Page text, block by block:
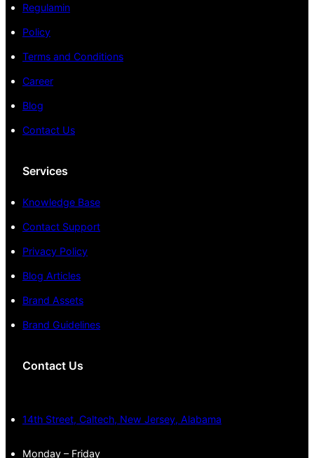
Regulamin
Policy
Terms and Conditions
Career
Blog
Contact Us
Services
Knowledge Base
Contact Support
Privacy Policy
Blog Articles
Brand Assets
Brand Guidelines
Contact Us
14th Street, Caltech, New Jersey, Alabama
Monday – Friday